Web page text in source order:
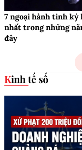
7 ngoại hành tinh kỳ
nhất trong những
đây
Kinh tế số